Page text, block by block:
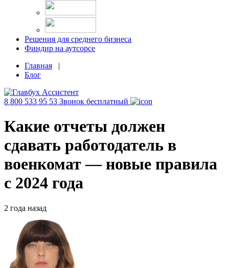
Решения для среднего бизнеса
Финдир на аутсорсе
Главная |
Блог
8 800 533 95 53 Звонок бесплатный
Какие отчеты должен
сдавать работодатель в
военкомат — новые правила
с 2024 года
2 года назад